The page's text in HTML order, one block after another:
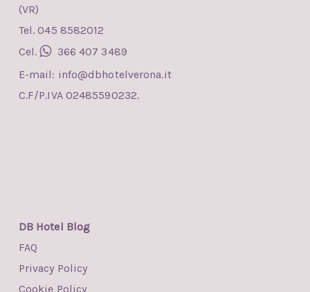
(VR)
Tel. 045 8582012
Cel.
366 407 3489
E-mail: info@dbhotelverona.it
C.F/P.IVA 02485590232.
DB Hotel Blog
FAQ
Privacy Policy
Cookie Policy